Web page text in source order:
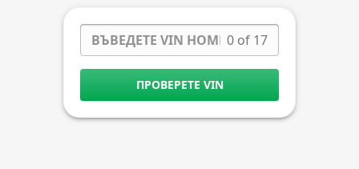
0 of 17
ПРОВЕРЕТЕ VIN